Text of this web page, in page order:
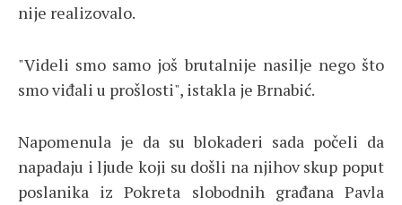
nije realizovalo.
"Videli smo samo još brutalnije nasilje nego što
smo viđali u prošlosti", istakla je Brnabić.
Napomenula je da su blokaderi sada počeli da
napadaju i ljude koji su došli na njihov skup poput
poslanika iz Pokreta slobodnih građana Pavla